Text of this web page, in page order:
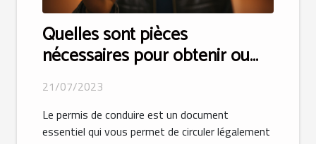
Quelles sont pièces
nécessaires pour obtenir ou
renouveler votre permis de
conduire ?
21/07/2023
Le permis de conduire est un document
essentiel qui vous permet de circuler légalement